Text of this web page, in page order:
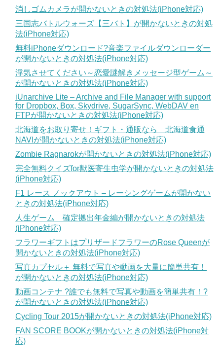
消しゴムカメラが開かないときの対処法(iPhone対応)
三国志バトルウォーズ【三バト】が開かないときの対処
法(iPhone対応)
無料iPhoneダウンロード?音楽ファイルダウンローダー
が開かないときの対処法(iPhone対応)
浮気させてください～恋愛謎解きメッセージ型ゲーム～
が開かないときの対処法(iPhone対応)
iUnarchive Lite – Archive and File Manager with support
for Dropbox, Box, Skydrive, SugarSync, WebDAV en
FTPが開かないときの対処法(iPhone対応)
北海道をお取り寄せ！ギフト・通販なら 北海道食通
NAVIが開かないときの対処法(iPhone対応)
Zombie Ragnarokが開かないときの対処法(iPhone対応)
完全無料クイズfor獣医寄生虫学が開かないときの対処法
(iPhone対応)
F1 レース ノックアウト – レーシングゲームが開かない
ときの対処法(iPhone対応)
人生ゲーム 確定拠出年金編が開かないときの対処法
(iPhone対応)
フラワーギフトはプリザードフラワーのRose Queenが
開かないときの対処法(iPhone対応)
写真カプセル＋ 無料で写真や動画を大量に簡単共有！
が開かないときの対処法(iPhone対応)
動画コンテナ ?誰でも無料で写真や動画を簡単共有！?
が開かないときの対処法(iPhone対応)
Cycling Tour 2015が開かないときの対処法(iPhone対応)
FAN SCORE BOOKが開かないときの対処法(iPhone対
応)